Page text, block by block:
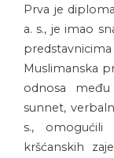
Prva je
a. s., je imao
Muslimanska
odnosa
sunnet,
s., omogućili
kršćanskih